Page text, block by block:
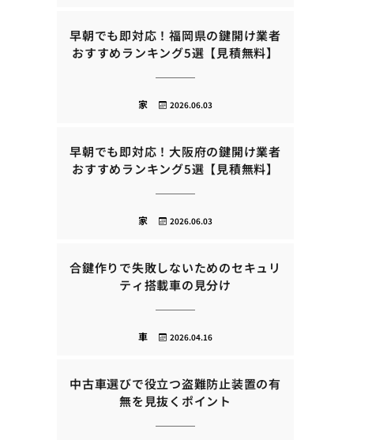
早朝でも即対応！福岡県の鍵開け業者
おすすめランキング5選【見積無料】
2026.06.03
家
早朝でも即対応！大阪府の鍵開け業者
おすすめランキング5選【見積無料】
2026.06.03
家
合鍵作りで失敗しないためのセキュリ
ティ搭載車の見分け
2026.04.16
車
中古車選びで役立つ盗難防止装置の有
無を見抜くポイント